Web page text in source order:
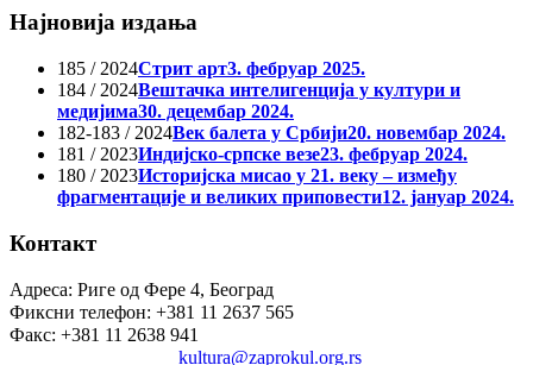
Најновија издања
185 / 2024Стрит арт3. фебруар 2025.
184 / 2024Вештачка интелигенција у култури и
медијима30. децембар 2024.
182-183 / 2024Век балета у Србији20. новембар 2024.
181 / 2023Индијско-српске везе23. фебруар 2024.
180 / 2023Историјска мисао у 21. веку – између
фрагментације и великих приповести12. јануар 2024.
Контакт
Адреса: Риге од Фере 4, Београд
Фиксни телефон: +381 11 2637 565
Факс: +381 11 2638 941
kultura@zaprokul.org.rs